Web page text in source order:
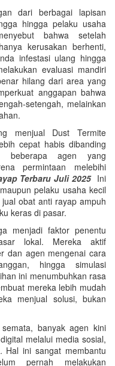
dari berbagai lapisan
hingga pelaku usaha
bahwa setelah
kerusakan berhenti,
infestasi ulang hingga
evaluasi mandiri
hilang dari area yang
anggapan bahwa
setengah, melainkan
menjual Dust Termite
cepat habis dibanding
beberapa agen yang
permintaan melebihi
Terbaru Juli 2025Ini
pelaku usaha kecil
obat anti rayap ampuh
keras di pasar.
menjadi faktor penentu
lokal. Mereka aktif
dan agen mengenai cara
hingga simulasi
ini menumbuhkan rasa
mereka lebih mudah
menjual solusi, bukan
banyak agen kini
melalui media sosial,
Hal ini sangat membantu
pernah melakukan